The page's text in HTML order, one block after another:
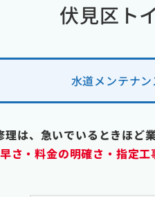
伏見区ト
水道メンテナ
理は、急いでいるときほど
さ・料金の明確さ・指定工